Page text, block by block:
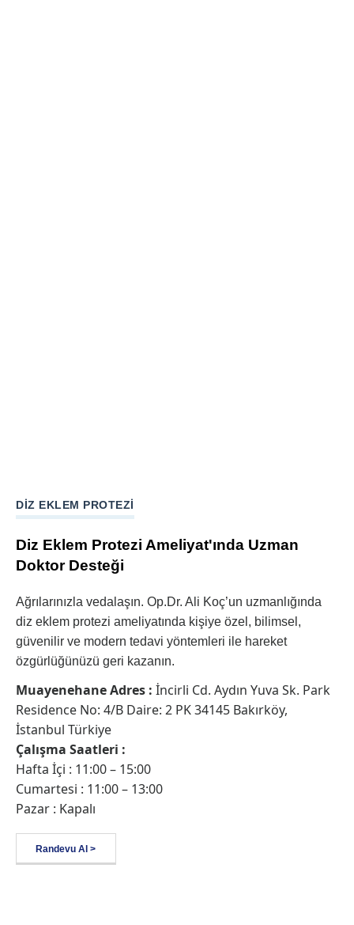
DIZ EKLEM PROTEZI
Diz Eklem Protezi Ameliyat'ında Uzman
Doktor Desteği
Ağrılarınızla vedalaşın. Op.Dr. Ali Koç’un uzmanlığında
diz eklem protezi ameliyatında kişiye özel, bilimsel,
güvenilir ve modern tedavi yöntemleri ile hareket
özgürlüğünüzü geri kazanın.
Muayenehane Adres : İncirli Cd. Aydın Yuva Sk. Park
Residence No: 4/B Daire: 2 PK 34145 Bakırköy,
İstanbul Türkiye
Çalışma Saatleri :
Hafta İçi : 11:00 – 15:00
Cumartesi : 11:00 – 13:00
Pazar : Kapalı
Randevu Al >